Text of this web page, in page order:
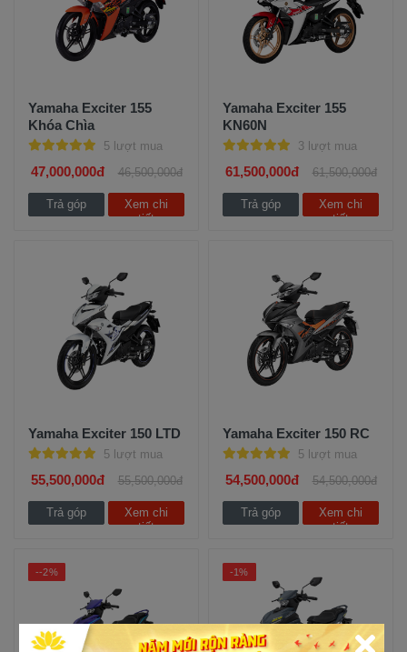
Yamaha Exciter 155
Khóa Chìa
5 lượt mua
47,000,000đ 46,500,000đ
Trả góp
Xem chi
tiết
Yamaha Exciter 155
KN60N
3 lượt mua
61,500,000đ 61,500,000đ
Trả góp
Xem chi
tiết
Yamaha Exciter 150 LTD
5 lượt mua
55,500,000đ 55,500,000đ
Trả góp
Xem chi
tiết
Yamaha Exciter 150 RC
5 lượt mua
54,500,000đ 54,500,000đ
Trả góp
Xem chi
tiết
--2% -1%